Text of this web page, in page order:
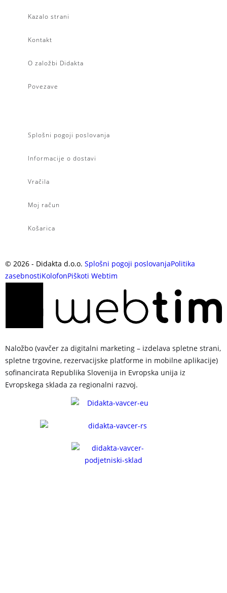
Kazalo strani
Kontakt
O založbi Didakta
Povezave
Splošni pogoji poslovanja
Informacije o dostavi
Vračila
Moj račun
Košarica
© 2026 - Didakta d.o.o. Splošni pogoji poslovanjaPolitika
zasebnostiKolofonPiškoti Webtim
Naložbo (vavčer za digitalni marketing – izdelava spletne strani,
spletne trgovine, rezervacijske platforme in mobilne aplikacije)
sofinancirata Republika Slovenija in Evropska unija iz
Evropskega sklada za regionalni razvoj.